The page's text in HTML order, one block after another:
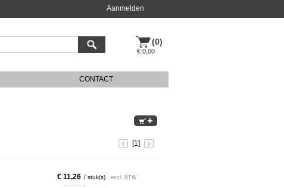
Aanmelden
(0)
€ 0,00
CONTACT
[1]
€ 11,26 / stuk(s) excl. BTW